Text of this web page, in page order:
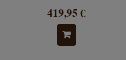
419,95 €